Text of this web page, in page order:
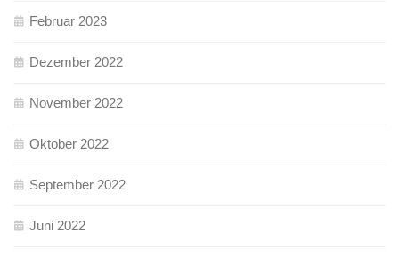
Februar 2023
Dezember 2022
November 2022
Oktober 2022
September 2022
Juni 2022